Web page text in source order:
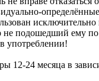
определённые
не подошедший eмy
употреблении!
12-24 месяца в